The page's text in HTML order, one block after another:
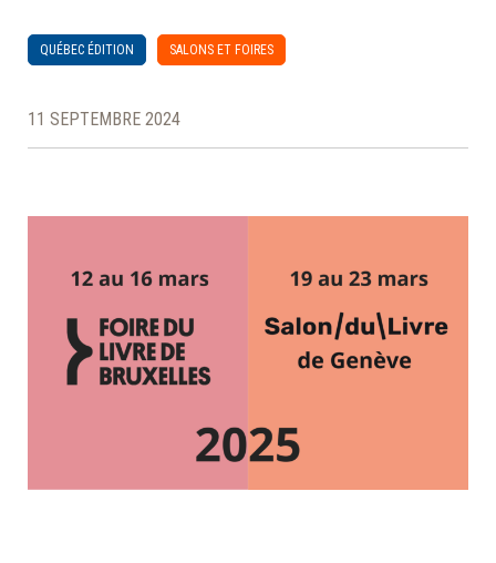
QUÉBEC ÉDITION SALONS ET FOIRES
11 SEPTEMBRE 2024